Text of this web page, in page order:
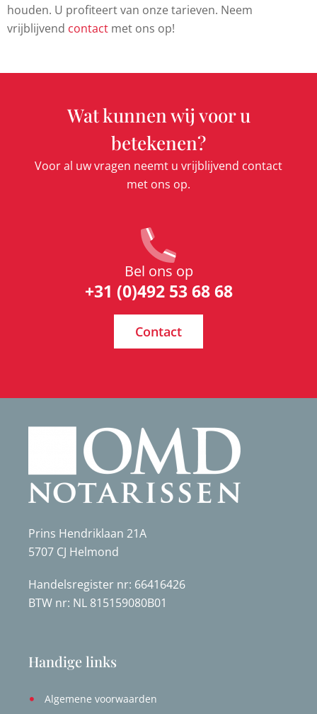
houden. U profiteert van onze tarieven. Neem
vrijblijvend contact met ons op!
Wat kunnen wij voor u
betekenen?
Voor al uw vragen neemt u vrijblijvend contact
met ons op.
Bel ons op
+31 (0)492 53 68 68
Contact
Prins Hendriklaan 21A
5707 CJ Helmond
Handelsregister nr: 66416426
BTW nr: NL 815159080B01
Handige links
Algemene voorwaarden